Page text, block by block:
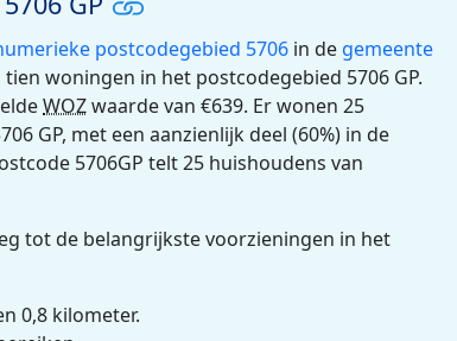
postcodegebied 5706 in de gemeente
woningen in het postcodegebied 5706 GP.
WOZwaarde van €639. Er wonen 25
GP, met een aanzienlijk deel (60%) in de
5706GP telt 25 huishoudens van
tot de belangrijkste voorzieningen in het
0,8 kilometer.